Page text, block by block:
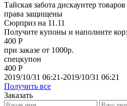
Тайская забота дискаунтер
права защищены
Сюрприз на 11.11
Получите купоны и наполните
400 Р
при заказе от 1000р.
спецкупон
400 Р
2019/10/31 06:21-2019/10/31 06:21
Получить все
Заказать